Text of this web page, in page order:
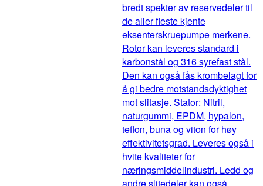
bredt spekter av reservedeler til
de aller fleste kjente
eksenterskruepumpe merkene.
Rotor kan leveres standard i
karbonstål og 316 syrefast stål.
Den kan også fås krombelagt for
å gi bedre motstandsdyktighet
mot slitasje. Stator: Nitril,
naturgummi, EPDM, hypalon,
teflon, buna og viton for høy
effektivitetsgrad. Leveres også i
hvite kvaliteter for
næringsmiddelindustri. Ledd og